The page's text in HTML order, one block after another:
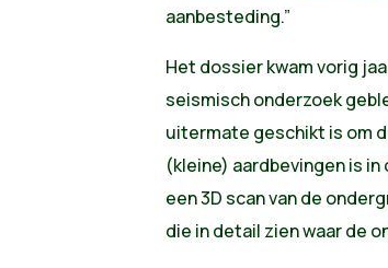
aanbesteding.”
Het dossier kwam vorig
seismisch onderzoek
uitermate geschikt is om
(kleine) aardbevingen is
een 3D scan van de
die in detail zien waar de